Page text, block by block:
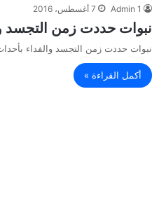
Admin 1 7 أغسطس، 2016
نبوات حددت زمن التجسد
نبوات حددت زمن التجسد والفداء
أكمل القراءة »